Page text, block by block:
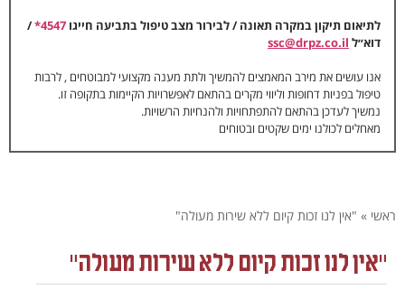
לתיאום תיקון במקרה תאונה / לבירור מצב טיפול בתביעה חייגו 4547*
/
דוא״ל ssc@drpz.co.il
אנו עושים את מירב המאמצים להמשיך ולתת מענה מקצועי למבוטחים , לרבות
טיפול בפניות דחופות וליווי מקרים בהתאם לאפשרויות הקיימות בתקופה זו.
נמשיך לעדכן בהתאם להתפתחויות ולהנחיות הרשויות.
מאחלים לכולנו ימים שקטים ובטוחים
ראשי » "אין לנו זכות קיום ללא שירות מעולה"
"אין לנו זכות קיום ללא שירות מעולה"